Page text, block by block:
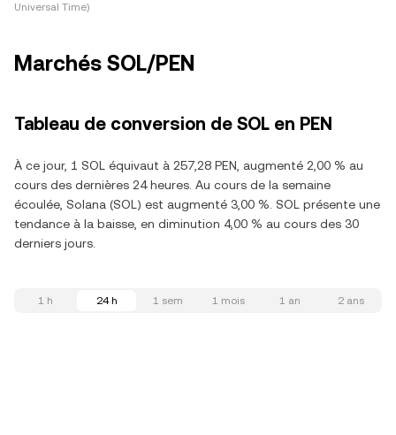
Universal Time)
Marchés SOL/PEN
Tableau de conversion de SOL en PEN
À ce jour, 1 SOL équivaut à 257,28 PEN, augmenté 2,00 % au
cours des dernières 24 heures. Au cours de la semaine
écoulée, Solana (SOL) est augmenté 3,00 %. SOL présente une
tendance à la baisse, en diminution 4,00 % au cours des 30
derniers jours.
1 h 24 h 1 sem 1 mois 1 an 2 ans